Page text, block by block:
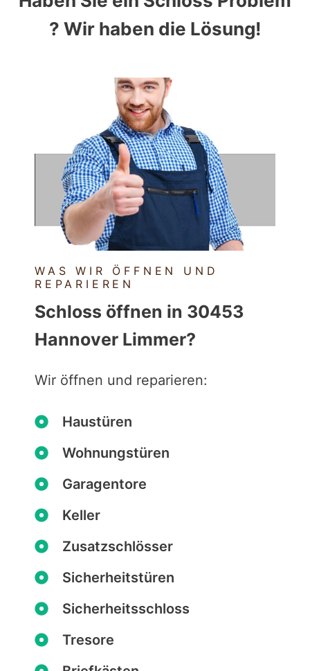
? Wir haben die Lösung!
WAS WIR ÖFFNEN UND
REPARIEREN
Schloss öffnen in 30453
Hannover Limmer?
Wir öffnen und reparieren:
Haustüren
Wohnungstüren
Garagentore
Keller
Zusatzschlösser
Sicherheitstüren
Sicherheitsschloss
Tresore